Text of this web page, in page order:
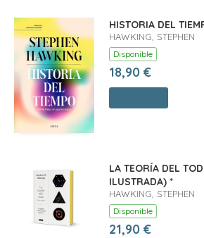
HISTORIA DEL
HAWKING, STEPHEN
Disponible
18,90 €
LA TEORÍA DEL
ILUSTRADA) *
HAWKING, STEPHEN
Disponible
21,90 €